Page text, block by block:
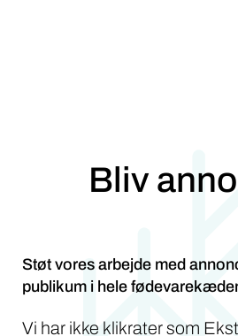
Bliv
Støt vores arbejde med
publikum i hele
Vi har ikke klikrater som